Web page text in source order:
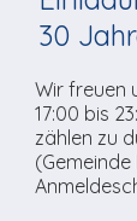
Unsere
Unsere
30
Wir freuen
17:00 bis
zählen zu